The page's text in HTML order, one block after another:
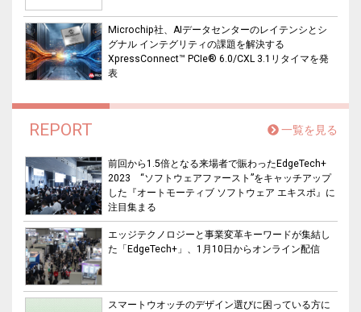
Microchip社、AIデータセンターのレイテンシとシ
グナル インテグリティの課題を解決する
XpressConnect™ PCIe® 6.0/CXL 3.1リタイマを発
表
REPORT 一覧を見る
前回から1.5倍となる来場者で賑わったEdgeTech+
2023 “ソフトウェアファースト”をキャッチアップ
した『オートモーティブ ソフトウェア エキスポ』に
注目集まる
エッジテクノロジーと事業変革キーワードが集結し
た「EdgeTech+」、1月10日からオンライン配信
スマートウオッチのデザイン選びに困っている方に